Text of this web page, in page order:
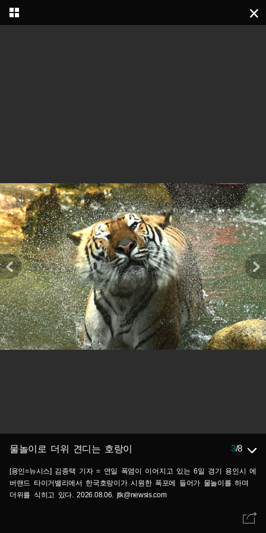
물놀이로 더위 견디는 호랑이 3/8
[용인=뉴시스] 김종택 기자 = 연일 폭염이 이어지고 있는 6일 경기 용인시 에
버랜드 타이거밸리에서 한국호랑이가 시원한 폭포에 들어가 물놀이를 하며
더위를 식히고 있다. 2026.08.06. jtk@newsis.com